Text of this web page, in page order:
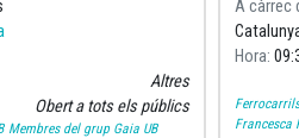
Altres
Obert a tots els públics
Membres del grup Gaia UB
A càrrec
Hora
Francesca